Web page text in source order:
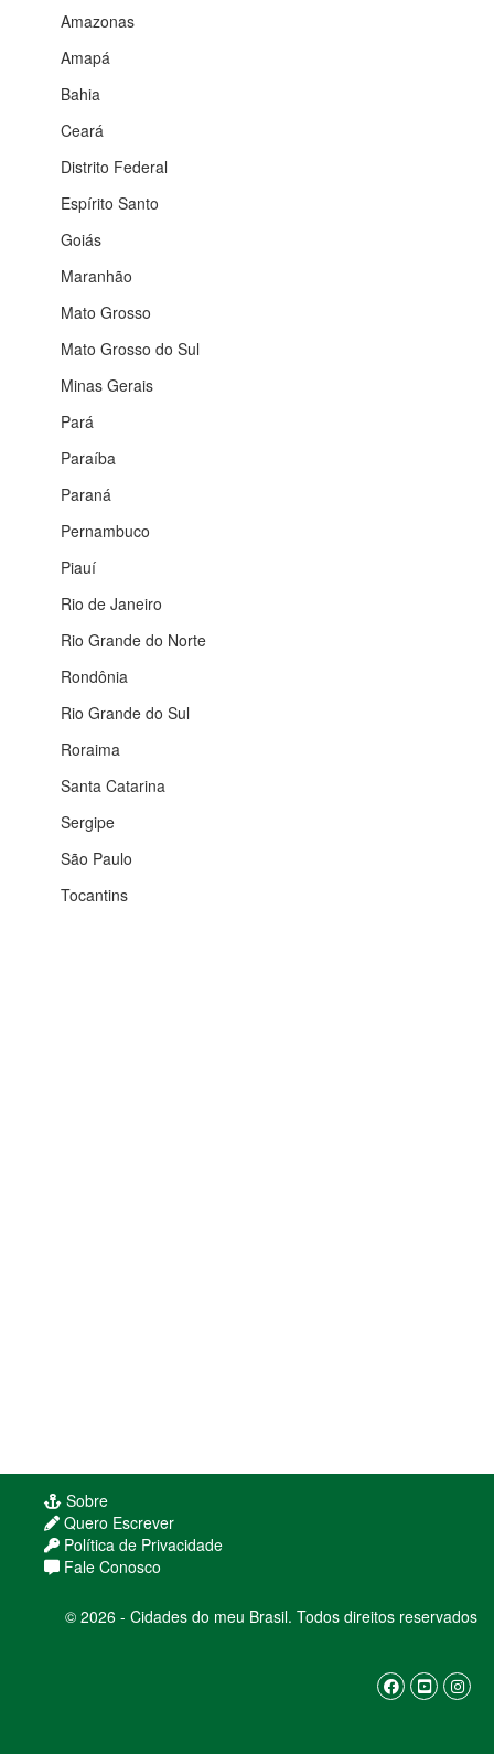
Amazonas
Amapá
Bahia
Ceará
Distrito Federal
Espírito Santo
Goiás
Maranhão
Mato Grosso
Mato Grosso do Sul
Minas Gerais
Pará
Paraíba
Paraná
Pernambuco
Piauí
Rio de Janeiro
Rio Grande do Norte
Rondônia
Rio Grande do Sul
Roraima
Santa Catarina
Sergipe
São Paulo
Tocantins
Sobre
Quero Escrever
Política de Privacidade
Fale Conosco
© 2026 - Cidades do meu Brasil. Todos direitos reservados